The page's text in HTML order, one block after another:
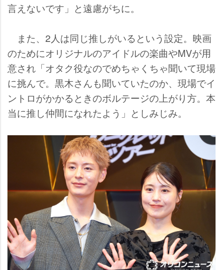
言えないです」と遠慮がちに。
また、2人は同じ推しがいるという設定。映画
のためにオリジナルのアイドルの楽曲やMVが用
意され「オタク役なのでめちゃくちゃ聞いて現場
に挑んで。黒木さんも聞いていたのか、現場でイ
ントロがかかるときのボルテージの上がり方。本
当に推し仲間になれたよう」としみじみ。